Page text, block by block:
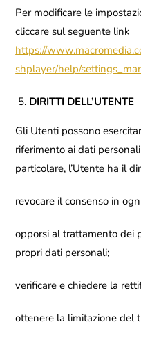
Per modificare le
cliccare sul seguente link
https://
shplayer/help/
DIRITTI DELL’UTENTE
Gli Utenti possono
riferimento ai dati
particolare, l’Utente ha il
revocare il consenso in
opporsi al trattamento dei
propri dati personali;
verificare e chiedere la
ottenere la limitazione del